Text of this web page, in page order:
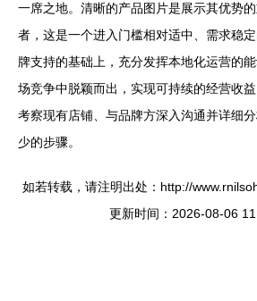
一席之地。清晰的产品图片是展示其优势
者，这是一个进入门槛相对适中、需求稳
牌支持的基础上，充分发挥本地化运营的
场竞争中脱颖而出，实现可持续的经营收
考察现有店铺、与品牌方深入沟通并详细
少的步骤。
如若转载，请注明出处：http://
更新时间：2026-08-06